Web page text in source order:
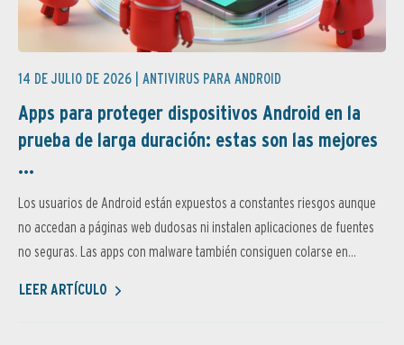
14 DE JULIO DE 2026 | ANTIVIRUS PARA ANDROID
Apps para proteger dispositivos Android en la
prueba de larga duración: estas son las mejores
...
Los usuarios de Android están expuestos a constantes riesgos aunque
no accedan a páginas web dudosas ni instalen aplicaciones de fuentes
no seguras. Las apps con malware también consiguen colarse en...
LEER ARTÍCULO